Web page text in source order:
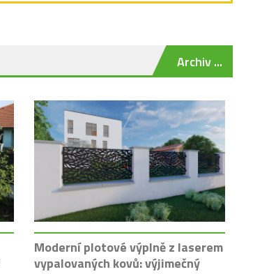
Moderní plotové výplně z laserem
vypalovaných kovů: výjimečný
Archiv ...